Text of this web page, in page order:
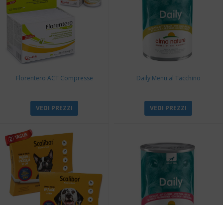
Florentero ACT Compresse
VEDI PREZZI
Daily Menu al Tacchino
VEDI PREZZI